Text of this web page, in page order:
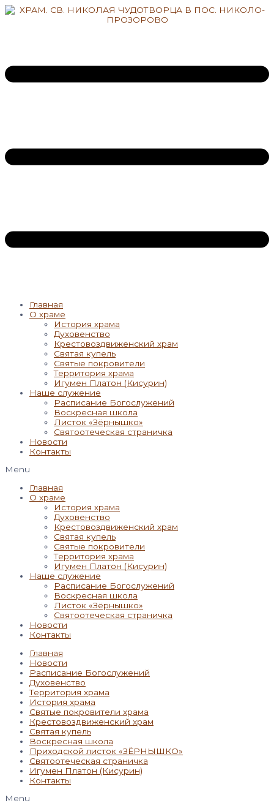
Перейти
Главная
О храме
История храма
Духовенство
Крестовоздвиженский храм
Святая купель
Святые покровители
Территория храма
Игумен Платон (Кисурин)
Наше служение
Расписание Богослужений
Воскресная школа
Листок «Зёрнышко»
Святоотеческая страничка
Новости
Контакты
Menu
Главная
О храме
История храма
Духовенство
Крестовоздвиженский храм
Святая купель
Святые покровители
Территория храма
Игумен Платон (Кисурин)
Наше служение
Расписание Богослужений
Воскресная школа
Листок «Зёрнышко»
Святоотеческая страничка
Новости
Контакты
Главная
Новости
Расписание Богослужений
Духовенство
Территория храма
История храма
Святые покровители храма
Крестовоздвиженский храм
Святая купель
Воскресная школа
Приходской листок «ЗЁРНЫШКО»
Святоотеческая страничка
Игумен Платон (Кисурин)
Контакты
Menu